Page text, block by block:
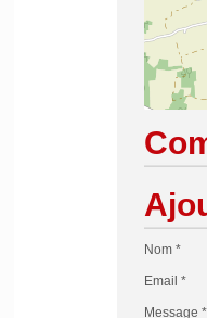
Nom *
Email *
Message *